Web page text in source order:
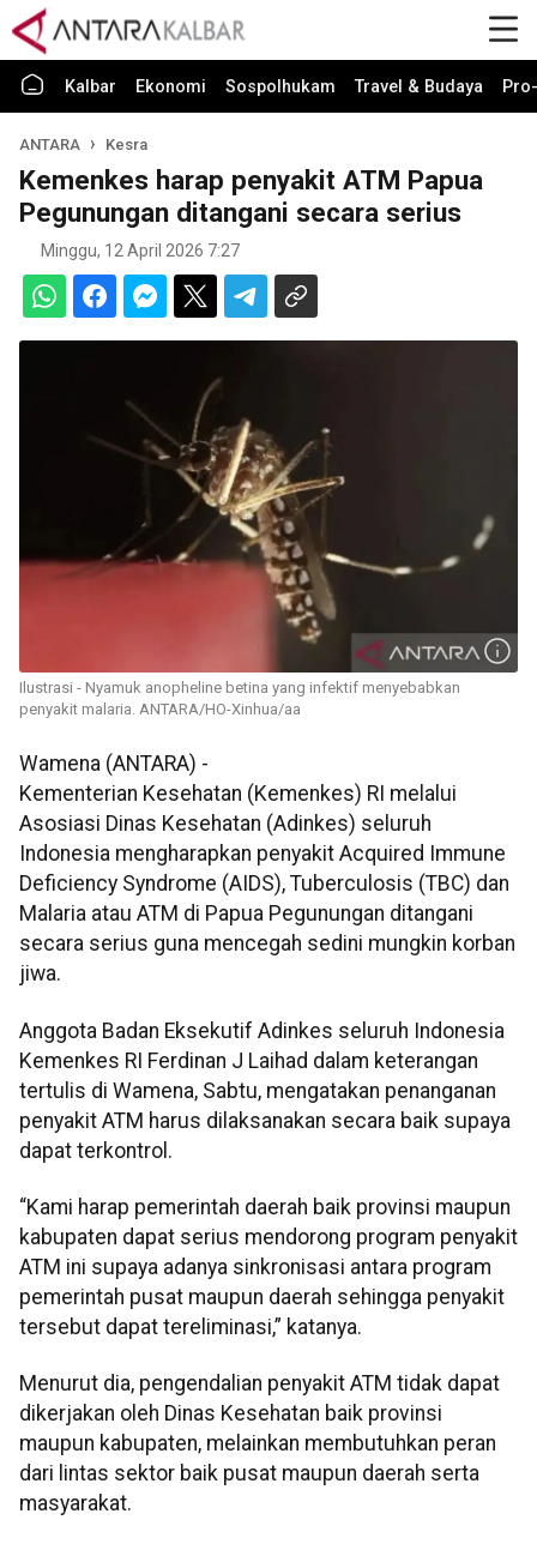
Kalbar Ekonomi Sospolhukam Travel & Budaya
ANTARA Kesra
Kemenkes harap penyakit ATM Papua
Pegunungan ditangani secara serius
Minggu, 12 April 2026 7:27
Ilustrasi - Nyamuk anopheline betina yang infektif menyebabkan
penyakit malaria. ANTARA/HO-Xinhua/aa
Wamena (ANTARA) -
Kementerian Kesehatan (Kemenkes) RI melalui
Asosiasi Dinas Kesehatan (Adinkes) seluruh
Indonesia mengharapkan penyakit Acquired Immune
Deficiency Syndrome (AIDS), Tuberculosis (TBC) dan
Malaria atau ATM di Papua Pegunungan ditangani
secara serius guna mencegah sedini mungkin korban
jiwa.
Anggota Badan Eksekutif Adinkes seluruh Indonesia
Kemenkes RI Ferdinan J Laihad dalam keterangan
tertulis di Wamena, Sabtu, mengatakan penanganan
penyakit ATM harus dilaksanakan secara baik supaya
dapat terkontrol.
“Kami harap pemerintah daerah baik provinsi maupun
kabupaten dapat serius mendorong program penyakit
ATM ini supaya adanya sinkronisasi antara program
pemerintah pusat maupun daerah sehingga penyakit
tersebut dapat tereliminasi,” katanya.
Menurut dia, pengendalian penyakit ATM tidak dapat
dikerjakan oleh Dinas Kesehatan baik provinsi
maupun kabupaten, melainkan membutuhkan peran
dari lintas sektor baik pusat maupun daerah serta
masyarakat.